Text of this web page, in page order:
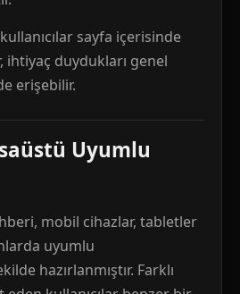
sayfa içerisinde
ihtiyaç duydukları genel
erişebilir.
Uyumlu
mobil cihazlar, tabletler
uyumlu
hazırlanmıştır. Farklı